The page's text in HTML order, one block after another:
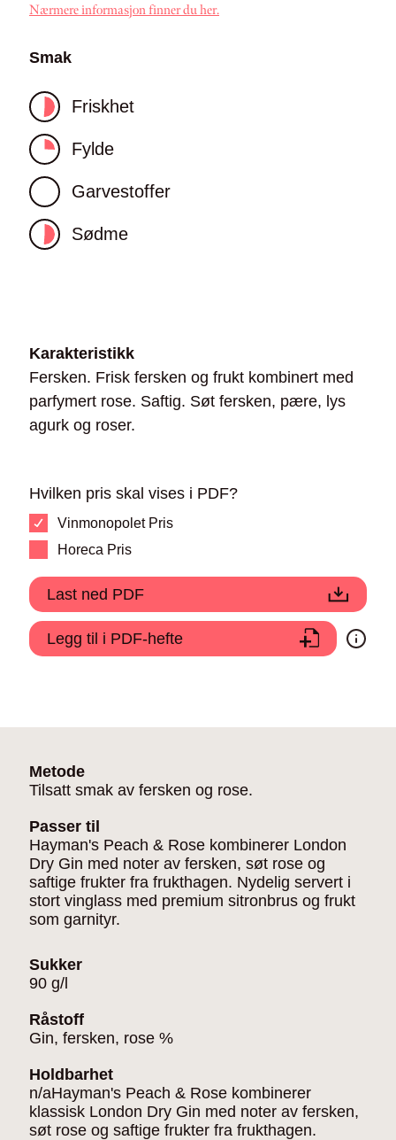
Nærmere informasjon finner du her.
Smak
Friskhet
Fylde
Garvestoffer
Sødme
Karakteristikk
Fersken. Frisk fersken og frukt kombinert med
parfymert rose. Saftig. Søt fersken, pære, lys
agurk og roser.
Hvilken pris skal vises i PDF?
Vinmonopolet Pris
Horeca Pris
Last ned PDF
Legg til i PDF-hefte
Metode
Tilsatt smak av fersken og rose.
Passer til
Hayman's Peach & Rose kombinerer London
Dry Gin med noter av fersken, søt rose og
saftige frukter fra frukthagen. Nydelig servert i
stort vinglass med premium sitronbrus og frukt
som garnityr.
Sukker
90 g/l
Råstoff
Gin, fersken, rose %
Holdbarhet
n/aHayman's Peach & Rose kombinerer
klassisk London Dry Gin med noter av fersken,
søt rose og saftige frukter fra frukthagen.